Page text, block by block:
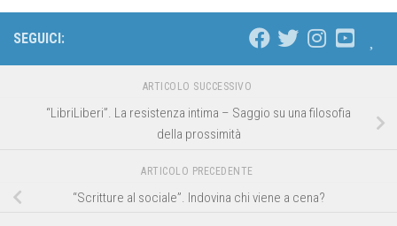
SEGUICI:
ARTICOLO SUCCESSIVO
“LibriLiberi”. La resistenza intima – Saggio su una filosofia
della prossimità
ARTICOLO PRECEDENTE
“Scritture al sociale”. Indovina chi viene a cena?